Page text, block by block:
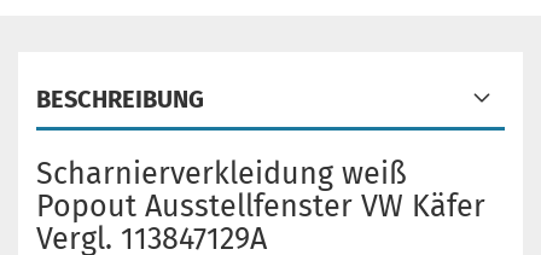
BESCHREIBUNG
Scharnierverkleidung weiß
Popout Ausstellfenster VW Käfer
Vergl. 113847129A